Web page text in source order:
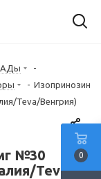
-
- Изопринозин
Teva/Венгрия)
№30
Teva/
0